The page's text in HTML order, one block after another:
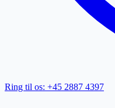
Ring til os: +45 2887 4397